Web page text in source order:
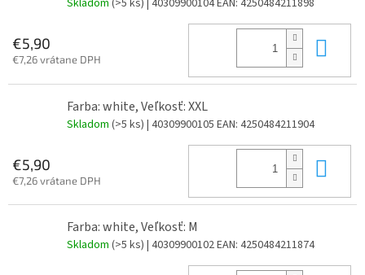
Skladom (>5 ks) | 40309900104EAN: 4250484211898
€5,90
€7,26 vrátane DPH
Farba: white, Veľkosť: XXL
Skladom (>5 ks) | 40309900105 EAN: 4250484211904
€5,90
€7,26 vrátane DPH
Farba: white, Veľkosť: M
Skladom (>5 ks) | 40309900102EAN: 4250484211874